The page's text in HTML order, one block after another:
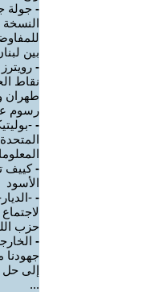
- جولة
النسخة
بين
-
نقاط
طهران
رسوم
-
-
-كييف
الأسود
-
-
حزب
-
إلى
...